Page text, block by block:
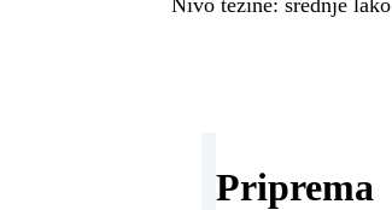
Nivo težine:srednje lako
Priprema